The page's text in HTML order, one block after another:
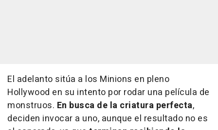
El adelanto sitúa a los Minions en pleno
Hollywood en su intento por rodar una película de
monstruos. En busca de la criatura perfecta,
deciden invocar a uno, aunque el resultado no es